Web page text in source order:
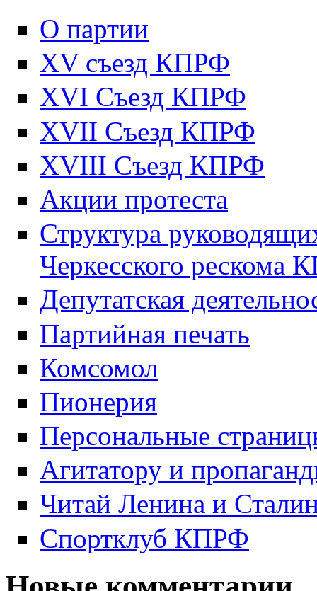
О партии
XV съезд КПРФ
XVI Съезд КПРФ
XVII Cъезд КПРФ
XVIII Cъезд КПРФ
Акции протеста
Структура
Черкесского рескома
Депутатская
Партийная печать
Комсомол
Пионерия
Персональные
Агитатору и
Читай Ленина и
Спортклуб КПРФ